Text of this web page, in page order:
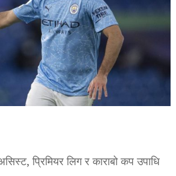
प्रिमियर लिग र काराबो कप उपाधि